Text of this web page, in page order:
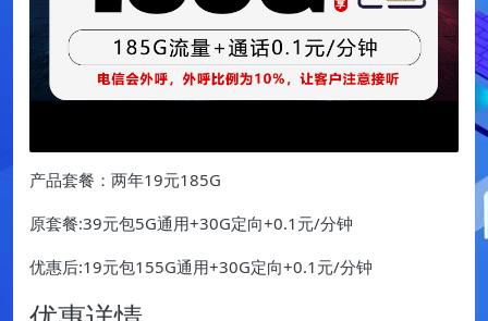
产品套餐：两年19元185G
原套餐:39元包5G通用+30G定向+0.1元/分钟
优惠后:19元包155G通用+30G定向+0.1元/分钟